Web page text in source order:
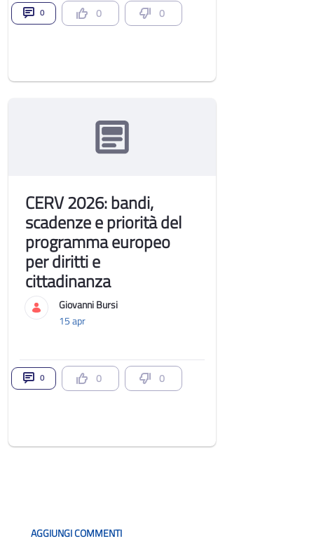
0 0 0
CERV 2026: bandi,
scadenze e priorità del
programma europeo
per diritti e
cittadinanza
Giovanni Bursi
15 apr
0 0 0
AGGIUNGI COMMENTI